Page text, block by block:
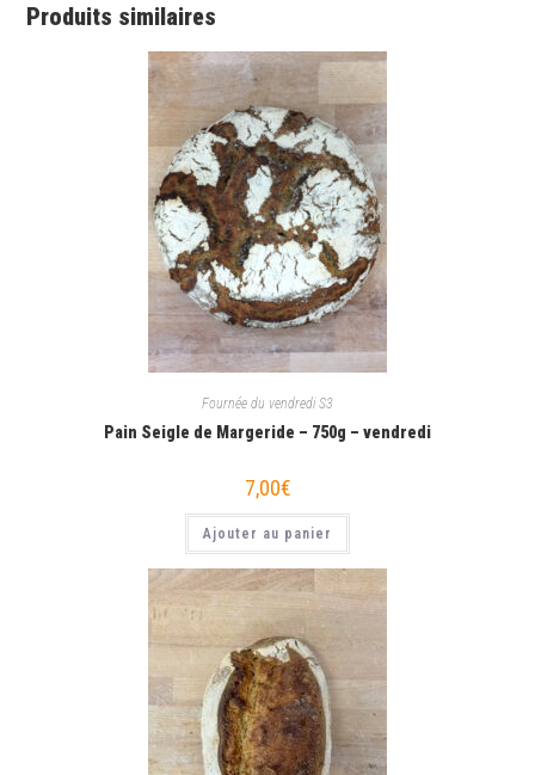
Produits similaires
Fournée du vendredi S3
Pain Seigle de Margeride – 750g – vendredi
7,00€
Ajouter au panier